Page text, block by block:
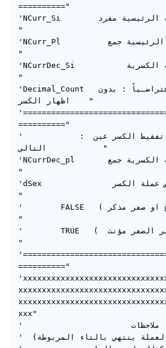
=========="
'NCurr_Si        اسم العملة الرئيسية مفرد
"
'NCurr_Pl          اسم العملة الرئيسية جمع
"
'NCurrDec_Si           اسم العملة الكسرية
"
'Decimal_Count  طول الكسر افتراضـياً : بدون
اظهار الكسر    "
=========="
'            : للدلالة على تفقيط الكسر عين
التالي            "
'NCurrDec_pl       اسم العملة الكسرية جمع
"
'dSex               جنس عملة الكسر
"
'        FALSE   ( أو فارغ او صفر مذكر )
"
'        TRUE   (  أو اي رقم غير الصفر مؤنث )
"
=========="
xxx"
'                       ملاحظات
'  (اولاً : اذا اسم العملة ينتهي بالتاء المربوطة